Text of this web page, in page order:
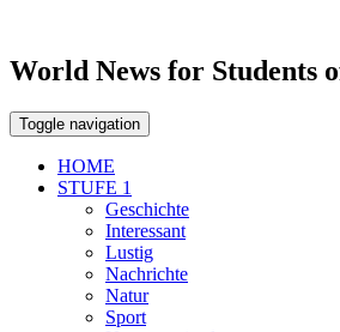
World News for Students
Toggle navigation
HOME
STUFE 1
Geschichte
Interessant
Lustig
Nachrichte
Natur
Sport